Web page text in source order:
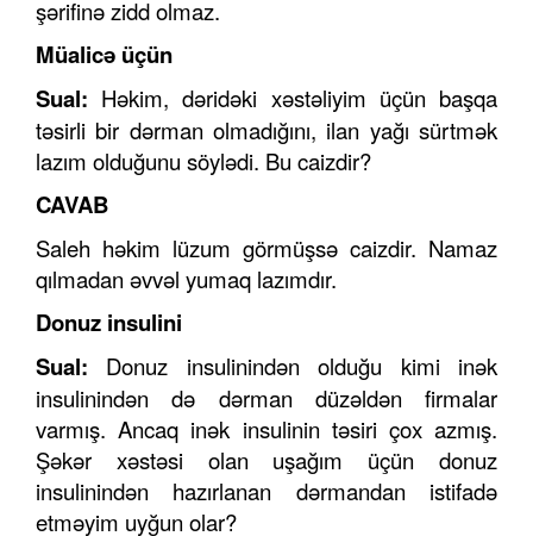
şərifinə zidd olmaz.
Müalicə üçün
Sual: Həkim, dəridəki xəstəliyim üçün başqa
təsirli bir dərman olmadığını, ilan yağı sürtmək
lazım olduğunu söylədi. Bu caizdir?
CAVAB
Saleh həkim lüzum görmüşsə caizdir. Namaz
qılmadan əvvəl yumaq lazımdır.
Donuz insulini
Sual: Donuz insulinindən olduğu kimi inək
insulinindən də dərman düzəldən firmalar
varmış. Ancaq inək insulinin təsiri çox azmış.
Şəkər xəstəsi olan uşağım üçün donuz
insulinindən hazırlanan dərmandan istifadə
etməyim uyğun olar?